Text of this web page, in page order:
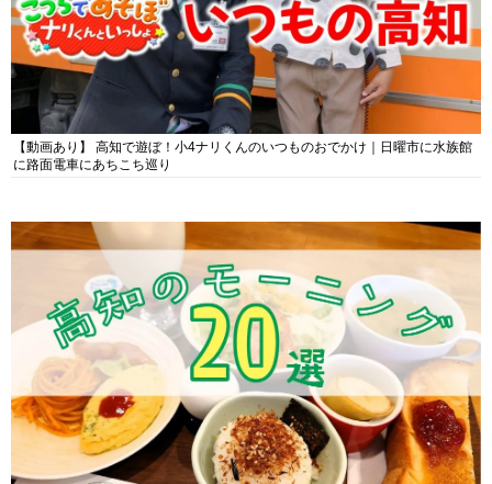
【動画あり】 高知で遊ぼ！小4ナリくんのいつものおでかけ｜日曜市に水族館
に路面電車にあちこち巡り